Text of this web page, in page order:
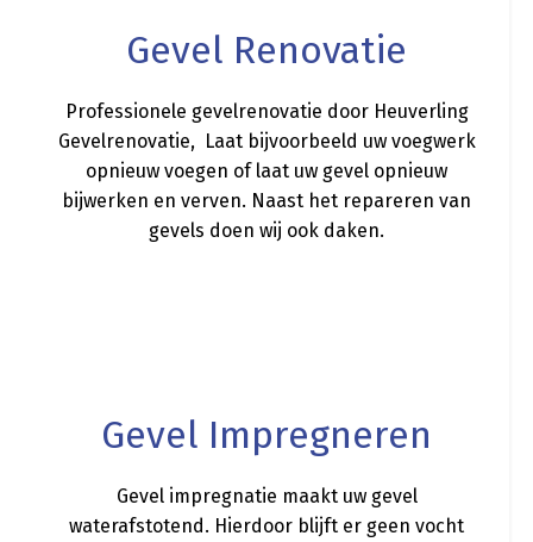
Gevel Renovatie
Professionele gevelrenovatie door Heuverling
Gevelrenovatie, Laat bijvoorbeeld uw voegwerk
opnieuw voegen of laat uw gevel opnieuw
bijwerken en verven. Naast het repareren van
gevels doen wij ook daken.
Gevel Impregneren
Gevel impregnatie maakt uw gevel
waterafstotend. Hierdoor blijft er geen vocht